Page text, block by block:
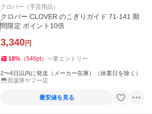
クロバー（手芸用品）
クロバー CLOVER のこぎりガイド 71-141 期
間限定 ポイント10倍
3,340円
18% （546pt） 要エントリー
2〜4日以内に発送（メーカー在庫）（休業日を除く）
買援隊ヤフー店
最安値を見る